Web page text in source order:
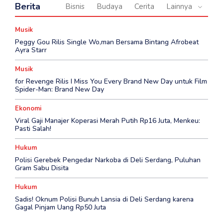
Berita Bisnis Budaya Cerita Lainnya
Musik
Peggy Gou Rilis Single Wo,man Bersama Bintang Afrobeat
Ayra Starr
Musik
for Revenge Rilis I Miss You Every Brand New Day untuk Film
Spider-Man: Brand New Day
Ekonomi
Viral Gaji Manajer Koperasi Merah Putih Rp16 Juta, Menkeu:
Pasti Salah!
Hukum
Polisi Gerebek Pengedar Narkoba di Deli Serdang, Puluhan
Gram Sabu Disita
Hukum
Sadis! Oknum Polisi Bunuh Lansia di Deli Serdang karena
Gagal Pinjam Uang Rp50 Juta